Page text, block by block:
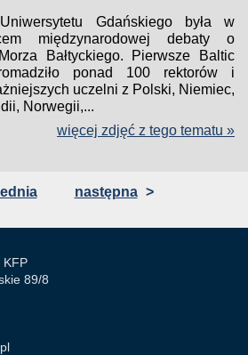
Gdańskiego była w
międzynarodowej debaty o
Bałtyckiego. Pierwsze Baltic
ponad 100 rektorów i
uczelni z Polski, Niemiec,
Norwegii,...
więcej zdjęć z tego tematu »
następna >
KFP
89/8